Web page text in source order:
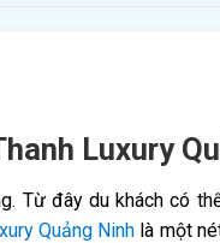
Luxury
Từ đây du khách có
Quảng Ninh là một